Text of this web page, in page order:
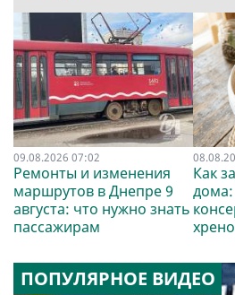
09.08.2026 07:02
Ремонты и изменения
маршрутов в Днепре 9
августа: что нужно знать
пассажирам
Как
ПОПУЛЯРНОЕ ВИДЕО